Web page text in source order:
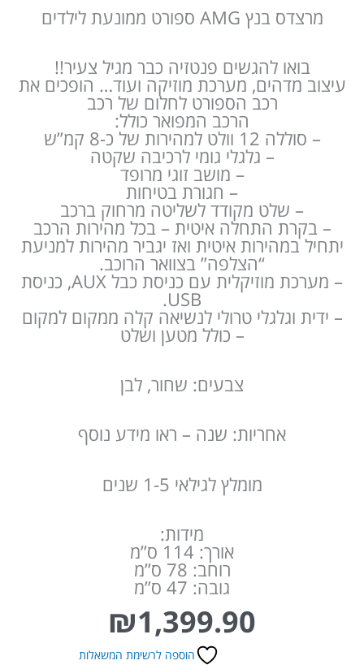
מרצדס בנץ AMG ספורט ממונעת לילדים
בואו להגשים פנטזיה כבר מגיל צעיר!!
עיצוב מדהים, מערכת מוזיקה ועוד… הופכים את
רכב הספורט לחלום של רכב
הרכב המפואר כולל:
– סוללה 12 וולט למהירות של כ-8 קמ”ש
– גלגלי גומי לרכיבה שקטה
– מושב זוגי מרופד
– חגורת בטיחות
– שלט מקודד לשליטה מרחוק ברכב
– בקרת התחלה איטית – בכל מהירות הרכב
יתחיל במהירות איטית ואז יגביר מהירות למניעת
“הצלפה” בצוואר הרוכב.
– מערכת מוזיקלית עם כניסת כבל AUX, כניסת
USB.
– ידית וגלגלי טרולי לנשיאה קלה ממקום למקום
– כולל מטען ושלט
צבעים: שחור, לבן
אחריות: שנה – ראו מידע נוסף
מומלץ לגילאי 1-5 שנים
מידות:
אורך: 114 ס”מ
רוחב: 78 ס”מ
גובה: 47 ס”מ
₪1,399.90
הוספה לרשימת המשאלות